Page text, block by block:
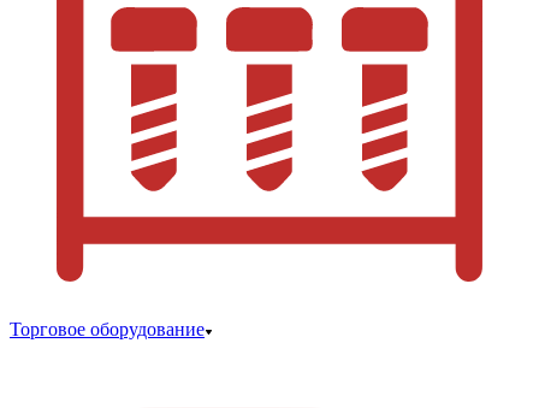
Торговое оборудование